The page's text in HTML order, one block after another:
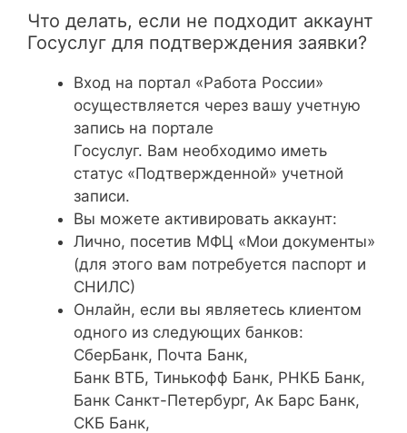
Что делать, если не подходит аккаунт
Госуслуг для подтверждения заявки?
Вход на портал «Работа России»
осуществляется через вашу учетную
запись на портале
Госуслуг. Вам необходимо иметь
статус «Подтвержденной» учетной
записи.
Вы можете активировать аккаунт:
Лично, посетив МФЦ «Мои документы»
(для этого вам потребуется паспорт и
СНИЛС)
Онлайн, если вы являетесь клиентом
одного из следующих банков:
СберБанк, Почта Банк,
Банк ВТБ, Тинькофф Банк, РНКБ Банк,
Банк Санкт-Петербург, Ак Барс Банк,
СКБ Банк,